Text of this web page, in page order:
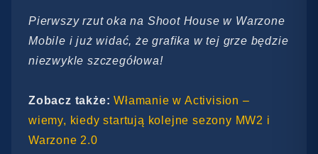
Pierwszy rzut oka na Shoot House w Warzone
Mobile i już widać, że grafika w tej grze będzie
niezwykle szczegółowa!
Zobacz także:Włamanie w Activision –
wiemy, kiedy startują kolejne sezony MW2 i
Warzone 2.0